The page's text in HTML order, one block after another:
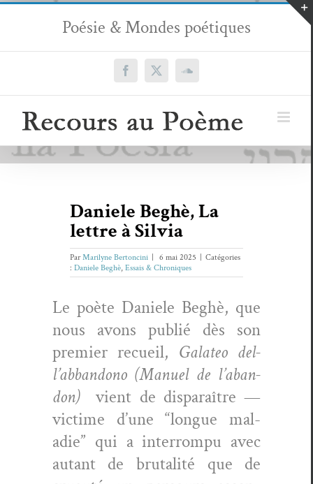
Passer
contenu
Poésie & Mondes poétiques
Facebook
X SoundCloud
Daniele Beghè, La
lettre à Silvia
ParMarilyne Bertoncini 6 mai 2025
Catégories
: Daniele Beghè, Essais & Chroniques
Le poète Daniele Beghè, que
nous avons pub­lié dès son
pre­mier recueil, Gala­teo del­
l’ab­ban­dono (Manuel de l’a­ban­
don)vient de dis­paraître —
vic­time d’une “longue mal­
adie” qui a inter­rompu avec
autant de bru­tal­ité que de